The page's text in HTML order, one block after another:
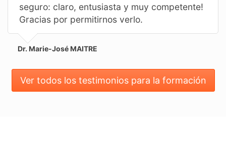
seguro: claro, entusiasta y muy competente!
Gracias por permitirnos verlo.
Dr. Marie-José MAITRE
Ver todos los testimonios para la formación